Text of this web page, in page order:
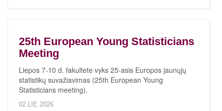
25th European Young Statisticians
Meeting
Liepos 7-10 d. fakultete vyks 25-asis Europos jaunųjų
statistikų suvažiavimas (25th European Young
Statisticians meeting).
02.LIE.2026